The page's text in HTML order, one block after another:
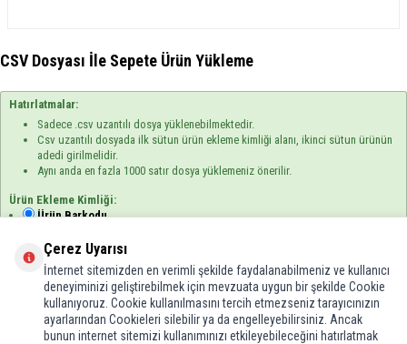
CSV Dosyası İle Sepete Ürün Yükleme
Hatırlatmalar:
Sadece .csv uzantılı dosya yüklenebilmektedir.
Csv uzantılı dosyada ilk sütun ürün ekleme kimliği alanı, ikinci sütun ürünün
adedi girilmelidir.
Aynı anda en fazla 1000 satır dosya yüklemeniz önerilir.
Ürün Ekleme Kimliği:
Ürün Barkodu
Örnek CSV Dosyası
Çerez Uyarısı
İnternet sitemizden en verimli şekilde faydalanabilmeniz ve kullanıcı
deneyiminizi geliştirebilmek için mevzuata uygun bir şekilde Cookie
kullanıyoruz. Cookie kullanılmasını tercih etmezseniz tarayıcınızın
ayarlarından Cookieleri silebilir ya da engelleyebilirsiniz. Ancak
bunun internet sitemizi kullanımınızı etkileyebileceğini hatırlatmak